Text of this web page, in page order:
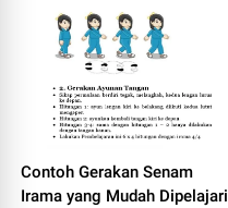
intl.aliyuncs.com/compatibl
mode/v1/chat/completions
Contoh Gerakan Senam
Irama yang Mudah Dipelajari